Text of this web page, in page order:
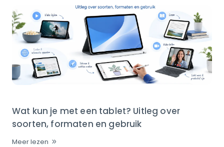
Wat kun je met een tablet? Uitleg over
soorten, formaten en gebruik
Meer lezen